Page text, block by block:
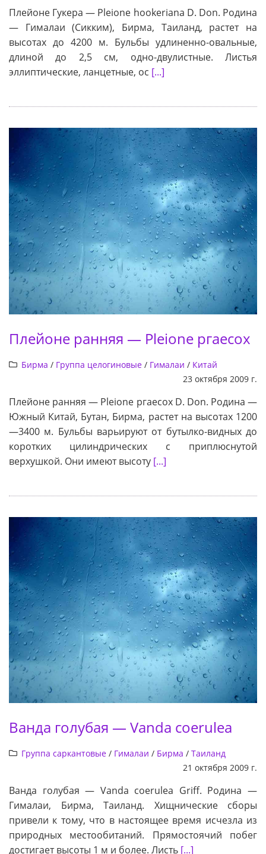
Плейоне Гукера — Pleione hookeriana D. Don. Родина
— Гималаи (Сикким), Бирма, Таиланд, растет на
высотах до 4200 м. Бульбы удлиненно-овальные,
длиной до 2,5 см, одно-двулистные. Листья
эллиптические, ланцетные, ос [...]
Плейоне ранняя — Pleione ргаесох
Бирма / Группа целогиновые/ Гималаи / Китай
23 октября 2009 г.
Плейоне ранняя — Pleione ргаесох D. Don. Родина —
Южный Китай, Бутан, Бирма, растет на высотах 1200
—3400 м. Бульбы варьируют от бутылко-видных до
коротких цилиндрических с приплюснутой
верхушкой. Они имеют высоту [...]
Ванда голубая — Vanda coerulea
Группа саркантовые/ Гималаи / Бирма / Таиланд
21 октября 2009 г.
Ванда голубая — Vanda coerulea Griff. Родина —
Гималаи, Бирма, Таиланд. Хищнические сборы
привели к тому, что в настоящее время исчезла из
природных местообитаний. Прямостоячий побег
достигает высоты 1 м и более. Листь [...]